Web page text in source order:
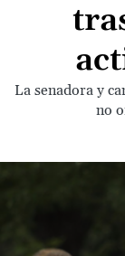
La senadora y
no